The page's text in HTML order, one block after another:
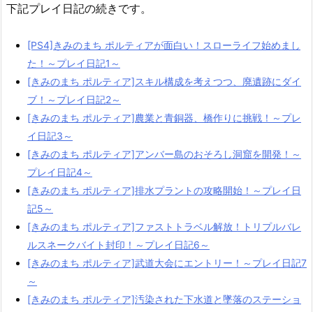
下記プレイ日記の続きです。
[PS4]きみのまち ポルティアが面白い！スローライフ始めまし
た！～プレイ日記1～
[きみのまち ポルティア]スキル構成を考えつつ、廃遺跡にダイ
ブ！～プレイ日記2～
[きみのまち ポルティア]農業と青銅器、橋作りに挑戦！～プレ
イ日記3～
[きみのまち ポルティア]アンバー島のおそろし洞窟を開発！～
プレイ日記4～
[きみのまち ポルティア]排水プラントの攻略開始！～プレイ日
記5～
[きみのまち ポルティア]ファストトラベル解放！トリプルバレ
ルスネークバイト封印！～プレイ日記6～
[きみのまち ポルティア]武道大会にエントリー！～プレイ日記7
～
[きみのまち ポルティア]汚染された下水道と墜落のステーショ